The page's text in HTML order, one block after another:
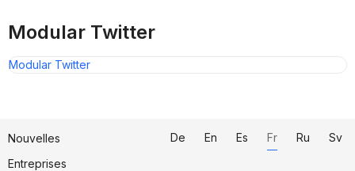
Modular Twitter
Modular Twitter
Nouvelles
Entreprises
De En Es Fr Ru Sv